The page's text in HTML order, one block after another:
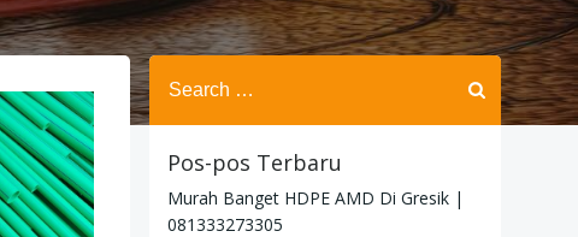
Search
for:
Pos-pos Terbaru
Murah Banget HDPE AMD Di Gresik |
081333273305